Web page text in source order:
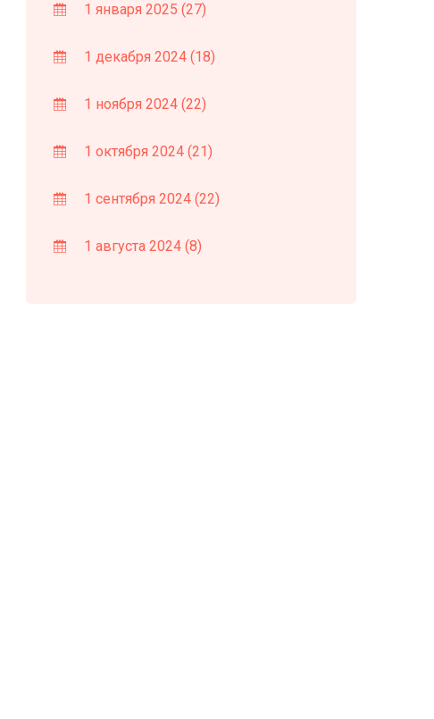
1 января 2025 (27)
1 декабря 2024 (18)
1 ноября 2024 (22)
1 октября 2024 (21)
1 сентября 2024 (22)
1 августа 2024 (8)